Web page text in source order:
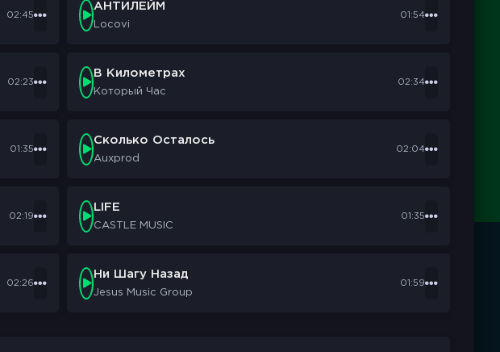
02:45
АНТИЛЕЙМ
Locovi
01:54
02:23
В Километрах
Который Час
02:34
01:35
Сколько Осталось
Auxprod
02:04
02:19
LIFE
CASTLE MUSIC
01:35
02:26
Ни Шагу Назад
Jesus Music Group
01:59